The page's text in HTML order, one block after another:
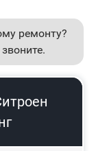
ремонту?